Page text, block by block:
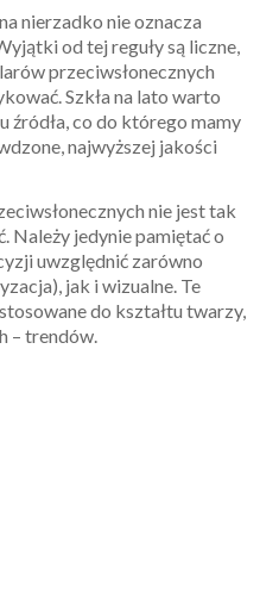
nierzadko nie oznacza
od tej reguły są liczne,
przeciwsłonecznych
Szkła na lato warto
źródła, co do którego mamy
najwyższej jakości
nie jest tak
Należy jedynie pamiętać o
uwzględnić zarówno
jak i wizualne. Te
do kształtu twarzy,
– trendów.